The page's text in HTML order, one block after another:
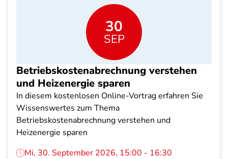
30
SEP
Betriebskostenabrechnung verstehen
und Heizenergie sparen
In diesem kostenlosen Online-Vortrag erfahren Sie
Wissenswertes zum Thema
Betriebskostenabrechnung verstehen und
Heizenergie sparen
Mi, 30. September 2026, 15:00 - 16:30